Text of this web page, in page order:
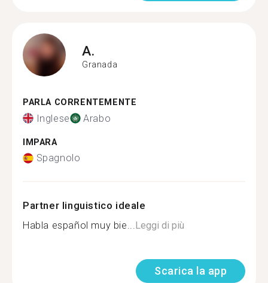
A.
Granada
PARLA CORRENTEMENTE
Inglese Arabo
IMPARA
Spagnolo
Partner linguistico ideale
Habla español muy bie...Leggi di più
Scarica la app